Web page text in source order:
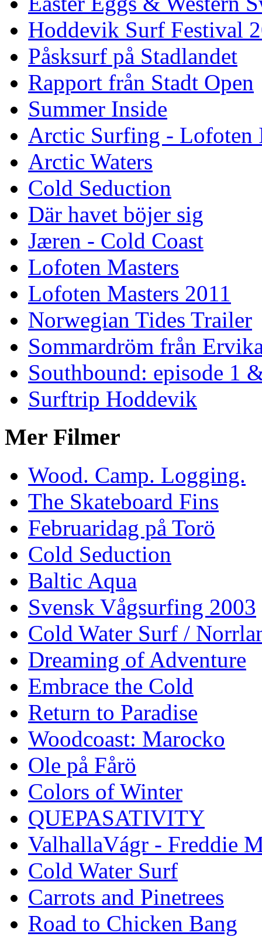
Hoddevik Surf Festival
Påsksurf på Stadlandet
Rapport från Stadt Open
Summer Inside
Arctic Surfing - Lofoten
Arctic Waters
Cold Seduction
Där havet böjer sig
Jæren - Cold Coast
Lofoten Masters
Lofoten Masters 2011
Norwegian Tides Trailer
Sommardröm från
Southbound: episode 1
Surftrip Hoddevik
Mer Filmer
Wood. Camp. Logging.
The Skateboard Fins
Februaridag på Torö
Cold Seduction
Baltic Aqua
Svensk Vågsurfing 2003
Cold Water Surf /
Dreaming of Adventure
Embrace the Cold
Return to Paradise
Woodcoast: Marocko
Ole på Fårö
Colors of Winter
QUEPASATIVITY
ValhallaVágr - Freddie
Cold Water Surf
Carrots and Pinetrees
Road to Chicken Bang